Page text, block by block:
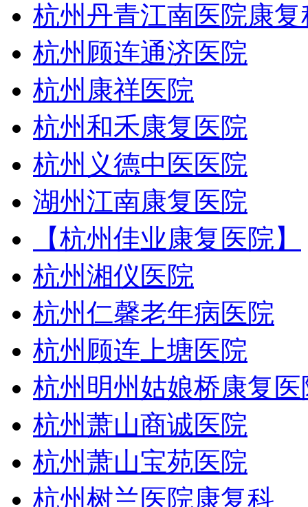
杭州丹青江南医院康复
杭州顾连通济医院
杭州康祥医院
杭州和禾康复医院
杭州义德中医医院
湖州江南康复医院
【杭州佳业康复医院】
杭州湘仪医院
杭州仁馨老年病医院
杭州顾连上塘医院
杭州明州姑娘桥康复医
杭州萧山商诚医院
杭州萧山宝苑医院
杭州树兰医院康复科